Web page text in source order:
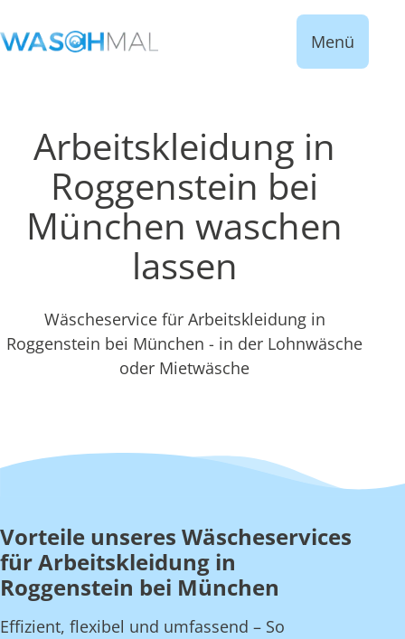
Menü
Arbeitskleidung in
Roggenstein bei
München waschen
lassen
Wäscheservice für Arbeitskleidung in
Roggenstein bei München - in der Lohnwäsche
oder Mietwäsche
Vorteile unseres Wäscheservices
für Arbeitskleidung in
Roggenstein bei München
Effizient, flexibel und umfassend – So